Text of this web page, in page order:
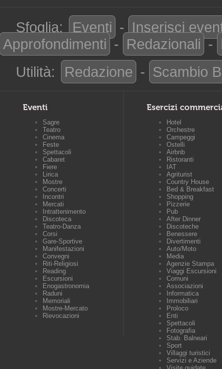
Sfoglia: Eventi - Inserisci
Approfondimenti - Redazionali -
Utilità:
Redazione - Scambio
Eventi
Sagre
Teatro
Cinema
Feste
Spettacoli
Cabaret
Fiere
Lirica
Mostre
Concerti
Incontri
Mercati
Intrattenimento
Discoteca
Teatro-Danza
Corsi
Gare-Sportive
Manifestazioni
Convegni
Riti-Religiosi
Reading
Escursioni
Enogastronomia
Raduni
Memoriali
Mostre-Mercato
Rievocazioni
Esercizi
Hotel
Orchestre
Campeggi
Ostelli
Airbnb
Ristoranti
IAT
Agriturist
Country House
Bed & Breakfast
Shopping
Pizzerie
Pub
After Dinner
Discoteche
Benessere
Divertimenti
Auto/Moto
Media
Agenzie Stampa
Viaggi Escursioni
Comuni
Associazioni
Informatica
Immobiliari
Proloco
Enti
Spettacoli
Fotografia
Stab. Balneari
Sport
Villaggi turistici
Servizi e Aziende